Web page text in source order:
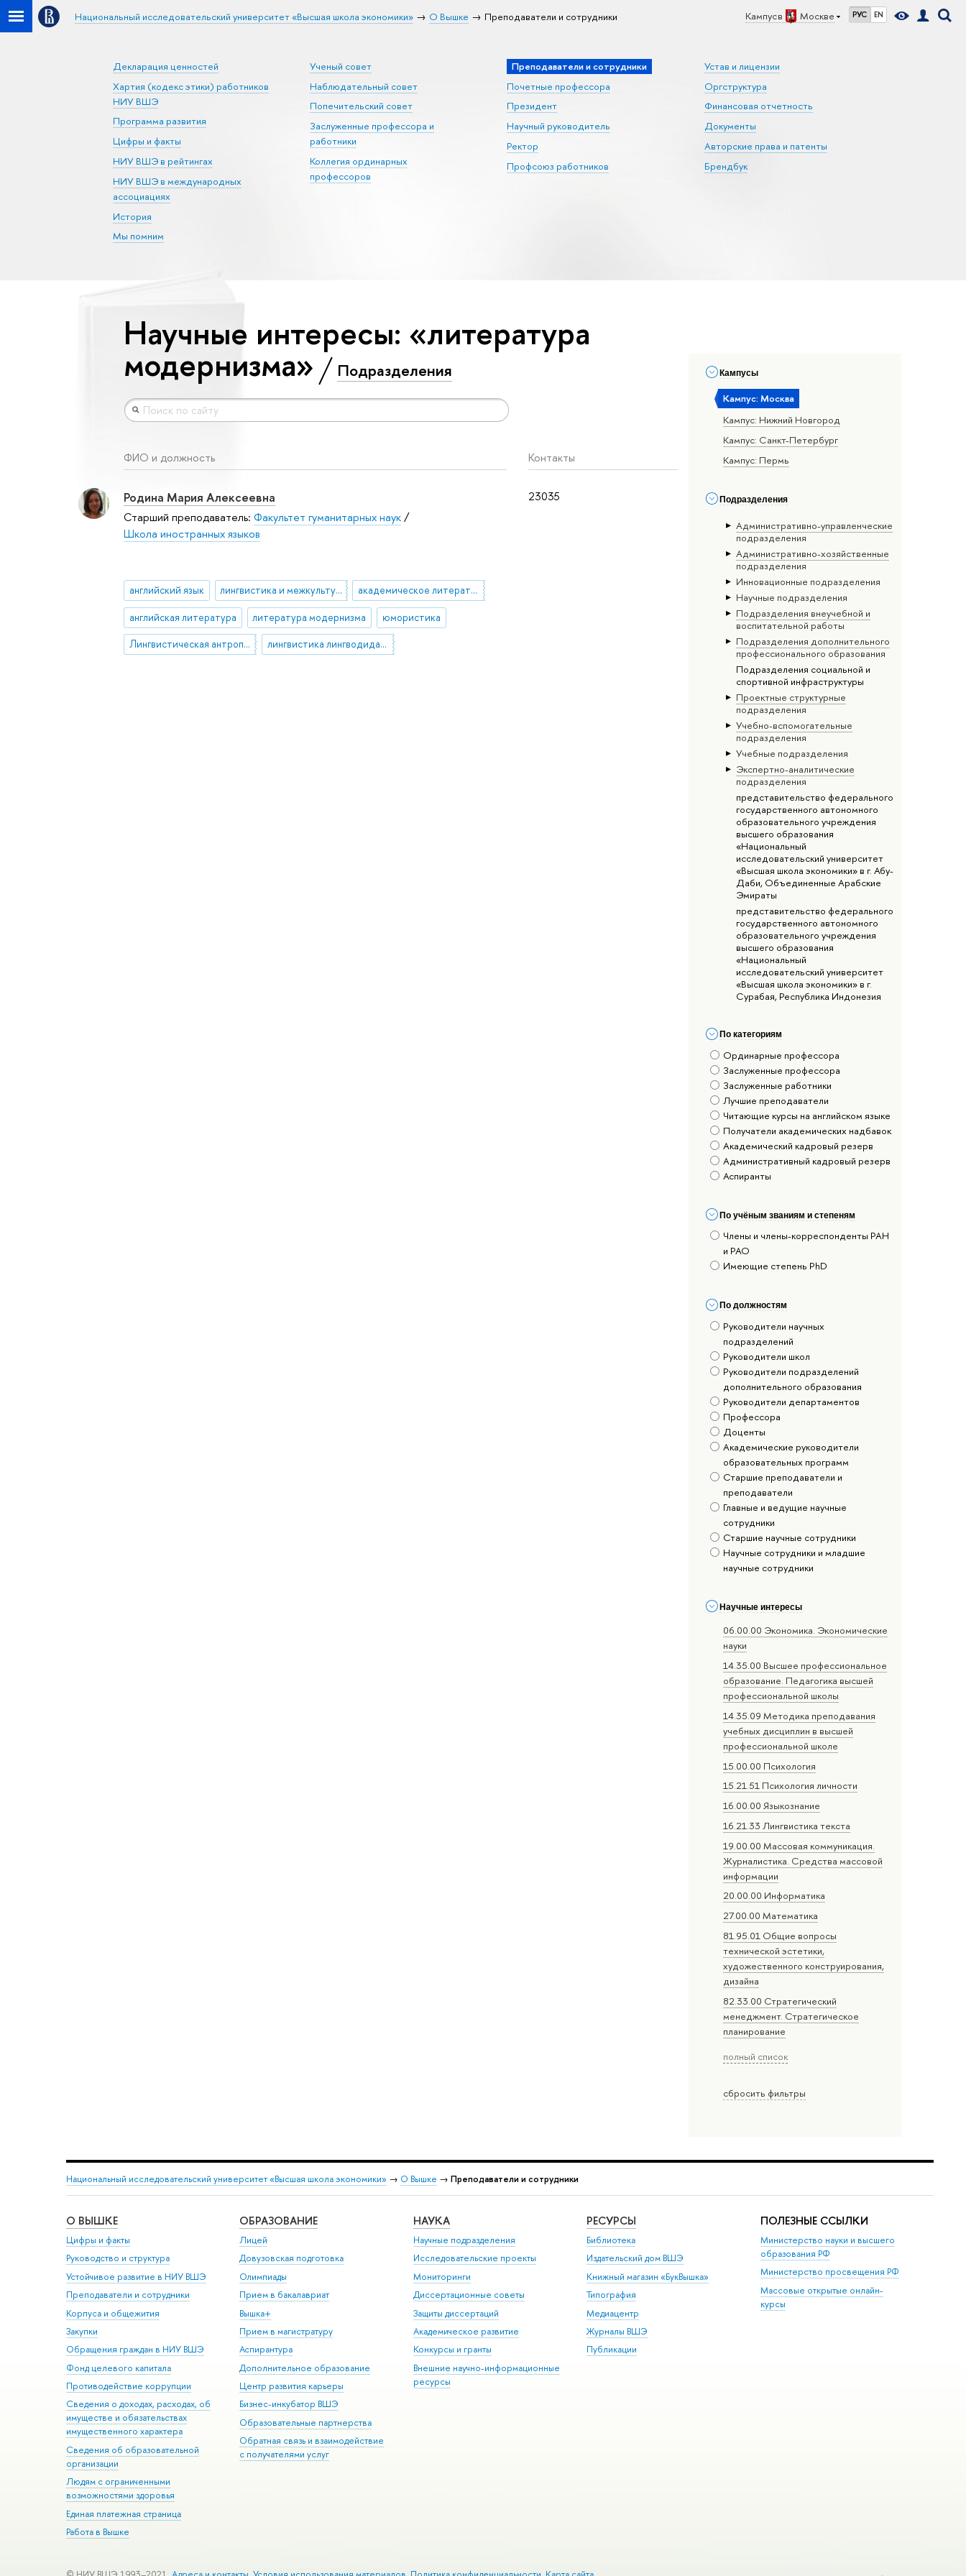
Кампус в Москве РУС EN
Национальный исследовательский университет «Высшая школа экономики» О Вышке Преподаватели и сотрудники
Декларация ценностей
Хартия (кодекс этики) работников
НИУ ВШЭ
Программа развития
Цифры и факты
НИУ ВШЭ в рейтингах
НИУ ВШЭ в международных
ассоциациях
История
Мы помним
Ученый совет
Наблюдательный совет
Попечительский совет
Заслуженные профессора и
работники
Коллегия ординарных
профессоров
Преподаватели и сотрудники
Почетные профессора
Президент
Научный руководитель
Ректор
Профсоюз работников
Устав и лицензии
Оргструктура
Финансовая отчетность
Документы
Авторские права и патенты
Брендбук
Кампусы
Кампус: Москва
Кампус: Нижний Новгород
Кампус: Санкт-Петербург
Кампус: Пермь
Подразделения
Административно-управленческие
подразделения
Административно-хозяйственные
подразделения
Инновационные подразделения
Научные подразделения
Подразделения внеучебной и
воспитательной работы
Подразделения дополнительного
профессионального образования
Подразделения социальной и
спортивной инфраструктуры
Проектные структурные
подразделения
Учебно-вспомогательные
подразделения
Учебные подразделения
Экспертно-аналитические
подразделения
представительство федерального
государственного автономного
образовательного учреждения
высшего образования
«Национальный
исследовательский университет
«Высшая школа экономики» в г. Абу-
Даби, Объединенные Арабские
Эмираты
представительство федерального
государственного автономного
образовательного учреждения
высшего образования
«Национальный
исследовательский университет
«Высшая школа экономики» в г.
Сурабая, Республика Индонезия
По категориям
Ординарные профессора
Заслуженные профессора
Заслуженные работники
Лучшие преподаватели
Читающие курсы на английском языке
Получатели академических надбавок
Академический кадровый резерв
Административный кадровый резерв
Аспиранты
По учёным званиям и степеням
Члены и члены-корреспонденты РАН
и РАО
Имеющие степень PhD
По должностям
Руководители научных
подразделений
Руководители школ
Руководители подразделений
дополнительного образования
Руководители департаментов
Профессора
Доценты
Академические руководители
образовательных программ
Старшие преподаватели и
преподаватели
Главные и ведущие научные
сотрудники
Старшие научные сотрудники
Научные сотрудники и младшие
научные сотрудники
Научные интересы
06.00.00 Экономика. Экономические
науки
14.35.00 Высшее профессиональное
образование. Педагогика высшей
профессиональной школы
14.35.09 Методика преподавания
учебных дисциплин в высшей
профессиональной школе
15.00.00 Психология
15.21.51 Психология личности
16.00.00 Языкознание
16.21.33 Лингвистика текста
19.00.00 Массовая коммуникация.
Журналистика. Средства массовой
информации
20.00.00 Информатика
27.00.00 Математика
81.95.01 Общие вопросы
технической эстетики,
художественного конструирования,
дизайна
82.33.00 Стратегический
менеджмент. Стратегическое
планирование
полный список
сбросить фильтры
Научные интересы: «литература
модернизма» Подразделения
ФИО и должность Контакты
23035
Родина Мария Алексеевна
Старший преподаватель: Факультет гуманитарных наук/
Школа иностранных языков
английский язык лингвистика и межкультурная коммуникация академическое литературоведение
английская литература литература модернизма юмористика
Лингвистическая антропология лингвистика лингводидактика, лингвокультурология
Национальный исследовательский университет «Высшая школа экономики» → О Вышке → Преподаватели и сотрудники
О ВЫШКЕ
Цифры и факты
Руководство и структура
Устойчивое развитие в НИУ ВШЭ
Преподаватели и сотрудники
Корпуса и общежития
Закупки
Обращения граждан в НИУ ВШЭ
Фонд целевого капитала
Противодействие коррупции
Сведения о доходах, расходах, об
имуществе и обязательствах
имущественного характера
Сведения об образовательной
организации
Людям с ограниченными
возможностями здоровья
Единая платежная страница
Работа в Вышке
ОБРАЗОВАНИЕ
Лицей
Довузовская подготовка
Олимпиады
Прием в бакалавриат
Вышка+
Прием в магистратуру
Аспирантура
Дополнительное образование
Центр развития карьеры
Бизнес-инкубатор ВШЭ
Образовательные партнерства
Обратная связь и взаимодействие
с получателями услуг
НАУКА
Научные подразделения
Исследовательские проекты
Мониторинги
Диссертационные советы
Защиты диссертаций
Академическое развитие
Конкурсы и гранты
Внешние научно-информационные
ресурсы
РЕСУРСЫ
Библиотека
Издательский дом ВШЭ
Книжный магазин «БукВышка»
Типография
Медиацентр
Журналы ВШЭ
Публикации
ПОЛЕЗНЫЕ ССЫЛКИ
Министерство науки и высшего
образования РФ
Министерство просвещения РФ
Массовые открытые онлайн-
курсы